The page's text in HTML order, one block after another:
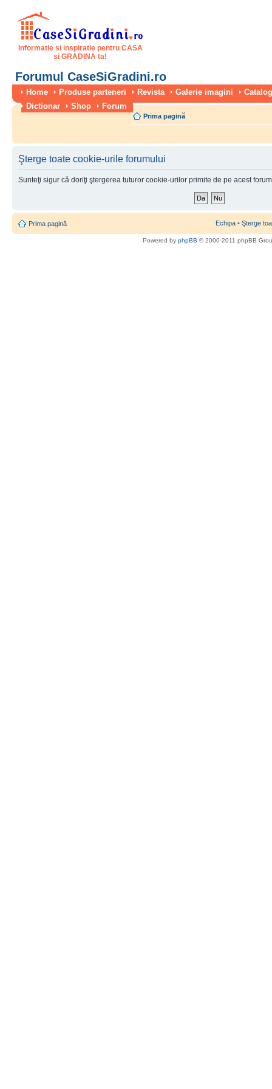
Informatie si inspiratie pentru CASA
si GRADINA ta!
Forumul CaseSiGradini.ro
Home Produse parteneri Revista Galerie imagini
Dictionar
Shop Forum
Prima pagină
Şterge toate cookie-urile forumului
Sunteţi sigur că doriţi ştergerea tuturor cookie-urilor primite de pe acest
Prima pagină Echipa • Şterge
Powered by phpBB © 2000-2011 phpBB